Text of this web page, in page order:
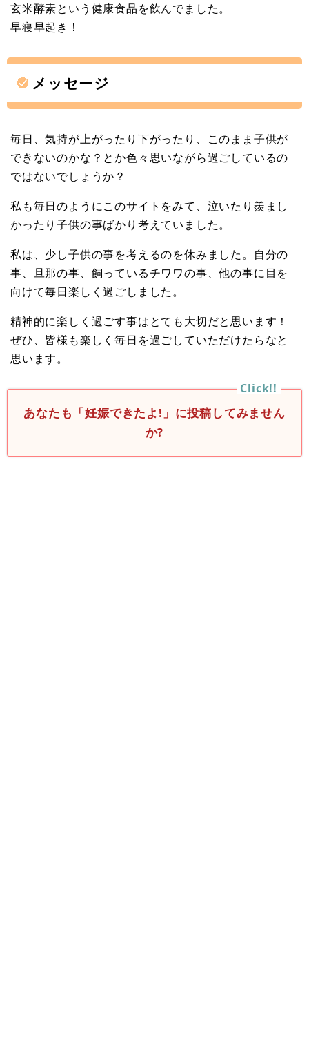
玄米酵素という健康食品を飲んでました。
早寝早起き！
メッセージ
毎日、気持が上がったり下がったり、このまま子供が
できないのかな？とか色々思いながら過ごしているの
ではないでしょうか？
私も毎日のようにこのサイトをみて、泣いたり羨まし
かったり子供の事ばかり考えていました。
私は、少し子供の事を考えるのを休みました。自分の
事、旦那の事、飼っているチワワの事、他の事に目を
向けて毎日楽しく過ごしました。
精神的に楽しく過ごす事はとても大切だと思います！
ぜひ、皆様も楽しく毎日を過ごしていただけたらなと
思います。
あなたも「妊娠できたよ!」に投稿してみません
か?